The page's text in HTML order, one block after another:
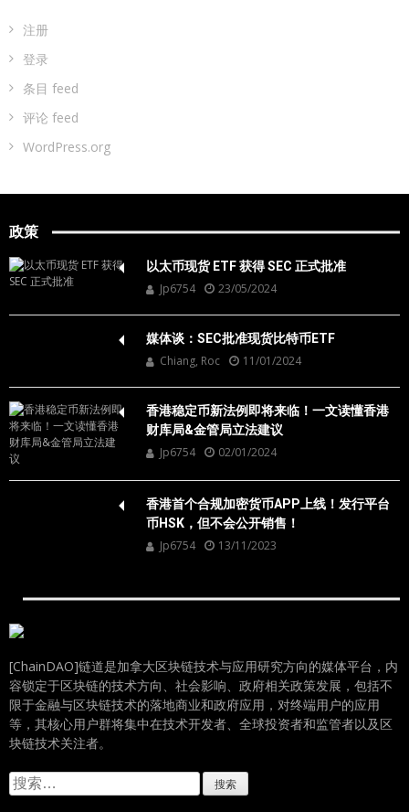
注册
登录
条目 feed
评论 feed
WordPress.org
政策
以太币现货 ETF 获得 SEC 正式批准
Jp6754 23/05/2024
媒体谈：SEC批准现货比特币ETF
Chiang, Roc 11/01/2024
香港稳定币新法例即将来临！一文读懂香港
财库局&金管局立法建议
Jp6754 02/01/2024
香港首个合规加密货币APP上线！发行平台
币HSK，但不会公开销售！
Jp6754 13/11/2023
[ChainDAO]链道是加拿大区块链技术与应用研究方向的媒体平台，内
容锁定于区块链的技术方向、社会影响、政府相关政策发展，包括不
限于金融与区块链技术的落地商业和政府应用，对终端用户的应用
等，其核心用户群将集中在技术开发者、全球投资者和监管者以及区
块链技术关注者。
搜
索：